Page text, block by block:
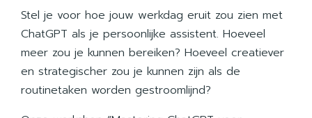
Stel je voor hoe jouw werkdag eruit zou zien met
ChatGPT als je persoonlijke assistent. Hoeveel
meer zou je kunnen bereiken? Hoeveel creatiever
en strategischer zou je kunnen zijn als de
routinetaken worden gestroomlijnd?